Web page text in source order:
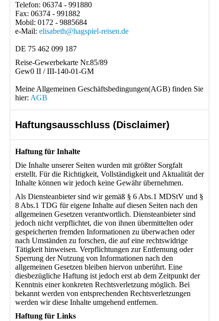
Telefon: 06374 - 991880
Fax: 06374 - 991882
Mobil: 0172 - 9885684
e-Mail: elisabeth@hagspiel-reisen.de
DE 75 462 099 187
Reise-Gewerbekarte Nr.85/89
Gew0 II / III-140-01-GM
Meine Allgemeinen Geschäftsbedingungen(AGB) finden Sie
hier: AGB
Haftungsausschluss (Disclaimer)
Haftung für Inhalte
Die Inhalte unserer Seiten wurden mit größter Sorgfalt
erstellt. Für die Richtigkeit, Vollständigkeit und Aktualität der
Inhalte können wir jedoch keine Gewähr übernehmen.
Als Diensteanbieter sind wir gemäß § 6 Abs.1 MDStV und §
8 Abs.1 TDG für eigene Inhalte auf diesen Seiten nach den
allgemeinen Gesetzen verantwortlich. Diensteanbieter sind
jedoch nicht verpflichtet, die von ihnen übermittelten oder
gespeicherten fremden Informationen zu überwachen oder
nach Umständen zu forschen, die auf eine rechtswidrige
Tätigkeit hinweisen. Verpflichtungen zur Entfernung oder
Sperrung der Nutzung von Informationen nach den
allgemeinen Gesetzen bleiben hiervon unberührt. Eine
diesbezügliche Haftung ist jedoch erst ab dem Zeitpunkt der
Kenntnis einer konkreten Rechtsverletzung möglich. Bei
bekannt werden von entsprechenden Rechtsverletzungen
werden wir diese Inhalte umgehend entfernen.
Haftung für Links